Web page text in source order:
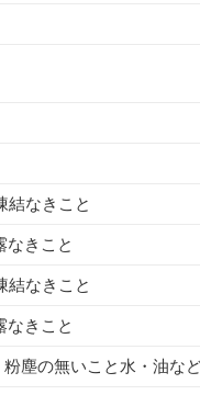
結なきこと
なきこと
結なきこと
なきこと
塵の無いこと水・油な